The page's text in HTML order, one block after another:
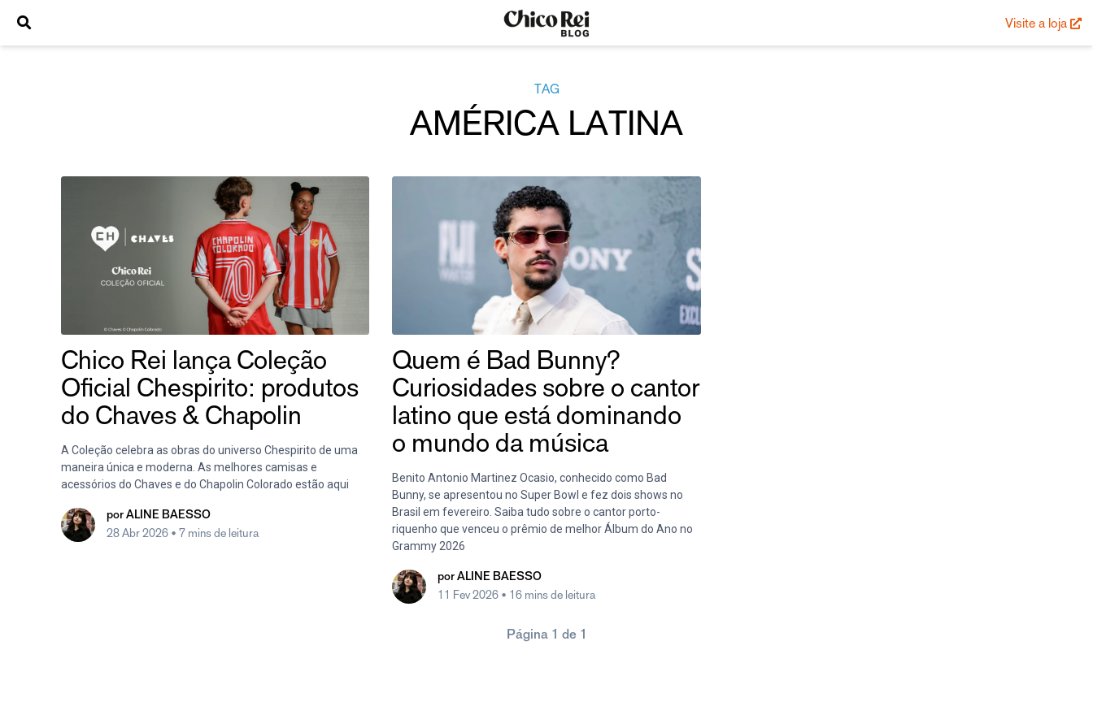
Visite a loja
TAG
AMÉRICA LATINA
Chico Rei lança Coleção
Oficial Chespirito: produtos
do Chaves & Chapolin
A Coleção celebra as obras do universo Chespirito de uma
maneira única e moderna. As melhores camisas e
acessórios do Chaves e do Chapolin Colorado estão aqui
por ALINE BAESSO
28 Abr 2026 • 7 mins de leitura
Quem é Bad Bunny?
Curiosidades sobre o cantor
latino que está dominando
o mundo da música
Benito Antonio Martinez Ocasio, conhecido como Bad
Bunny, se apresentou no Super Bowl e fez dois shows no
Brasil em fevereiro. Saiba tudo sobre o cantor porto-
riquenho que venceu o prêmio de melhor Álbum do Ano no
Grammy 2026
porALINE BAESSO
11 Fev 2026 • 16 mins de leitura
Página 1 de 1